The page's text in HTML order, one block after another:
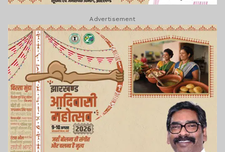
Advertisement